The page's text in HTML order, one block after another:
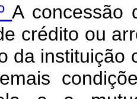
A concessão
crédito ou
da instituição